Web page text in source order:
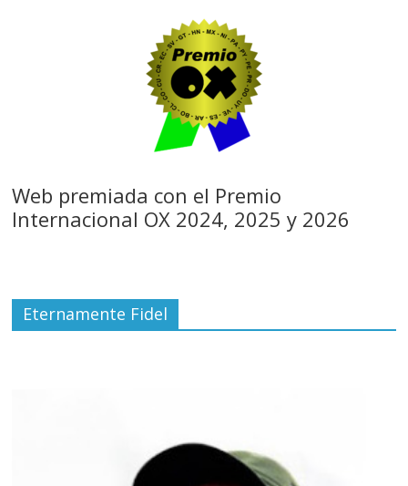
Web premiada con el Premio
Internacional OX 2024, 2025 y 2026
Eternamente Fidel